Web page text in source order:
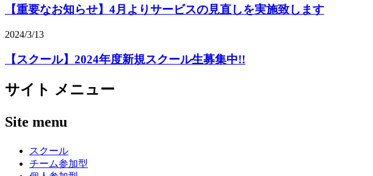
【重要なお知らせ】4月よりサービスの見直しを実施致します
2024/3/13
【スクール】2024年度新規スクール生募集中!!
サイト メニュー
Site menu
スクール
チーム参加型